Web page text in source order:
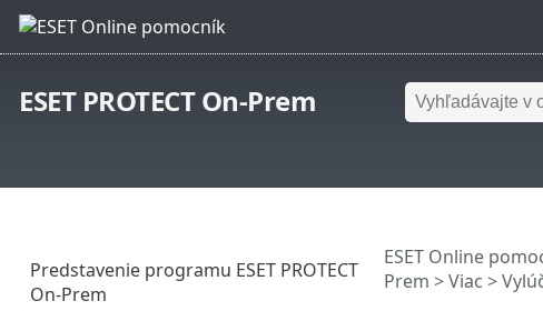
ESET PROTECT On-Prem
ESET Online
Prem >Viac >